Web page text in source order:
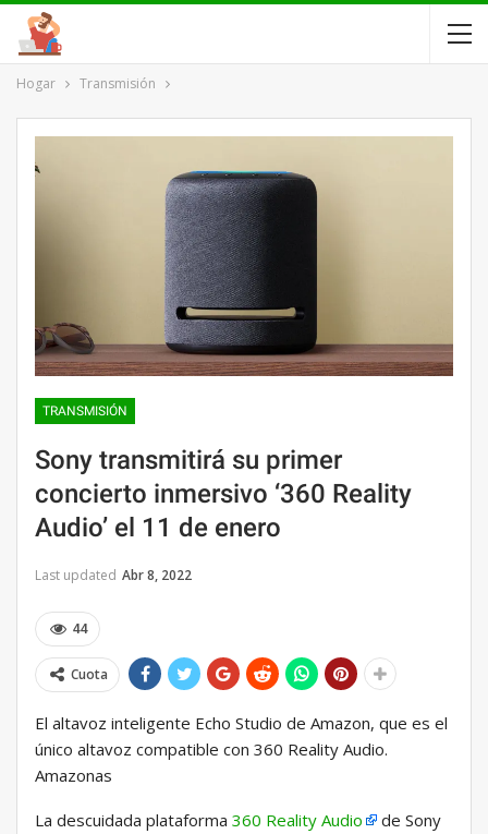
Hogar Transmisión
TRANSMISIÓN
Sony transmitirá su primer
concierto inmersivo ‘360 Reality
Audio’ el 11 de enero
Last updated Abr 8, 2022
44
Cuota
El altavoz inteligente Echo Studio de Amazon, que es el
único altavoz compatible con 360 Reality Audio.
Amazonas
La descuidada plataforma 360 Reality Audio
de Sony